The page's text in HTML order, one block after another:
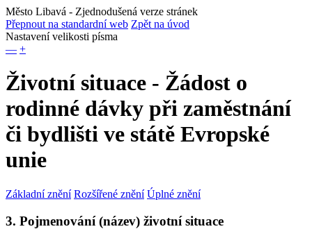
Město Libavá - Zjednodušená verze stránek
Přepnout na standardní web Zpět na úvod
Nastavení velikosti písma
— +
Životní situace - Žádost o
rodinné dávky při zaměstnání
či bydlišti ve státě Evropské
unie
Základní znění Rozšířené znění Úplné znění
3. Pojmenování (název) životní situace